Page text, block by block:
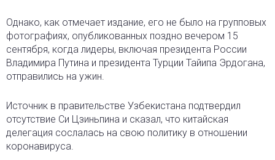
Однако, как отмечает издание, его не было на групповых
фотографиях, опубликованных поздно вечером 15
сентября, когда лидеры, включая президента России
Владимира Путина и президента Турции Тайипа Эрдогана,
отправились на ужин.
Источник в правительстве Узбекистана подтвердил
отсутствие Си Цзиньпина и сказал, что китайская
делегация сослалась на свою политику в отношении
коронавируса.